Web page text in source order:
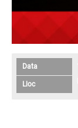
Data
Lloc